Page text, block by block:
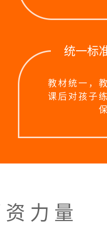
统一标
教材统一，
课后对孩子
力量